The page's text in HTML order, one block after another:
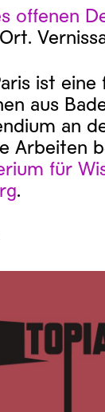
offenen
ist
aus
an
Arbeiten
für
.